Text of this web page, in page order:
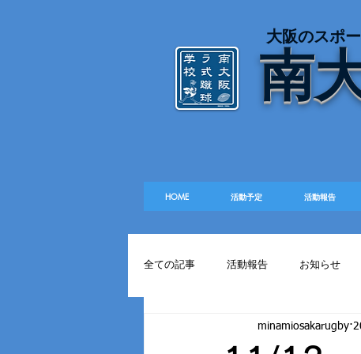
南
大阪のスポ
HOME 活動予定 活動報告
全ての記事 活動報告 お知らせ
minamiosakarugby